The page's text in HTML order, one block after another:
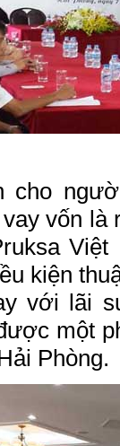
vốn là
kiện
với lãi
một
Phòng.